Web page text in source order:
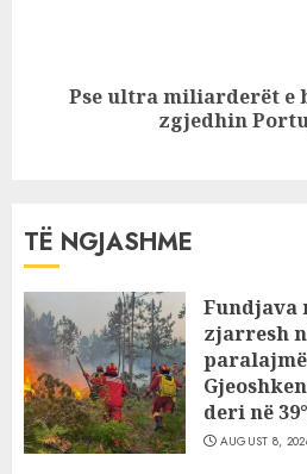
NextPse ultra miliarderët e
zgjedhin
TË NGJASHME
Fundjava
zjarresh
deri në
AUGUST 8,